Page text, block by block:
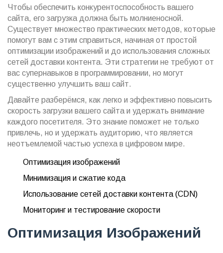
Чтобы обеспечить конкурентоспособность вашего
сайта, его загрузка должна быть молниеносной.
Существует множество практических методов, которые
помогут вам с этим справиться, начиная от простой
оптимизации изображений и до использования сложных
сетей доставки контента. Эти стратегии не требуют от
вас супернавыков в программировании, но могут
существенно улучшить ваш сайт.
Давайте разберёмся, как легко и эффективно повысить
скорость загрузки вашего сайта и удержать внимание
каждого посетителя. Это знание поможет не только
привлечь, но и удержать аудиторию, что является
неотъемлемой частью успеха в цифровом мире.
Оптимизация изображений
Минимизация и сжатие кода
Использование сетей доставки контента (CDN)
Мониторинг и тестирование скорости
Оптимизация Изображений